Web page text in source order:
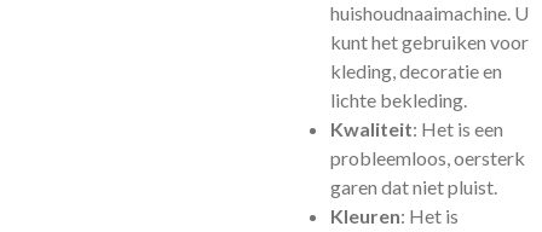
huishoudnaaimachine. U
kunt het gebruiken voor
kleding, decoratie en
lichte bekleding.
Kwaliteit: Het is een
probleemloos, oersterk
garen dat niet pluist.
Kleuren: Het is